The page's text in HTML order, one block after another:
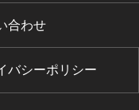
合わせ
バシーポリシー